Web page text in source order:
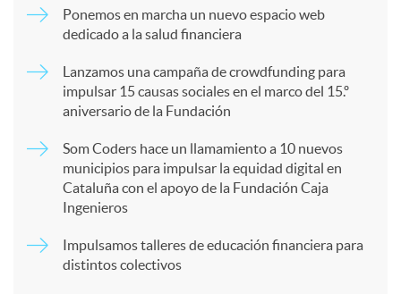
Ponemos en marcha un nuevo espacio web
dedicado a la salud financiera
Lanzamos una campaña de crowdfunding para
impulsar 15 causas sociales en el marco del 15.º
aniversario de la Fundación
Som Coders hace un llamamiento a 10 nuevos
municipios para impulsar la equidad digital en
Cataluña con el apoyo de la Fundación Caja
Ingenieros
Impulsamos talleres de educación financiera para
distintos colectivos